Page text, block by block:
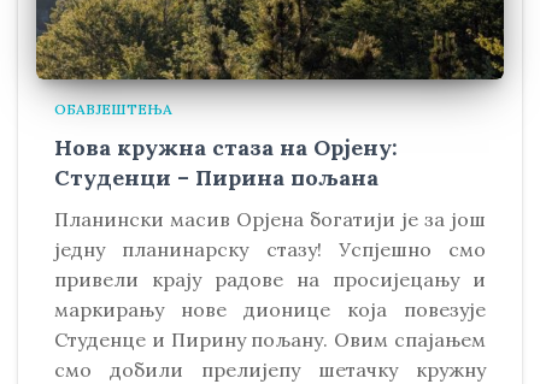
ОБАВЈЕШТЕЊА
Нова кружна стаза на Орјену:
Студенци – Пирина пољана
Планински масив Орјена богатији је за још
једну планинарску стазу! Успјешно смо
привели крају радове на просијецању и
маркирању нове дионице која повезује
Студенце и Пирину пољану. Овим спајањем
смо добили прелијепу шетачку кружну